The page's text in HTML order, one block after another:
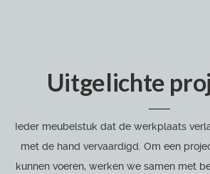
Uitgelichte
Ieder meubelstuk dat de werkplaats
met de hand vervaardigd. Om een
kunnen voeren, werken we samen met